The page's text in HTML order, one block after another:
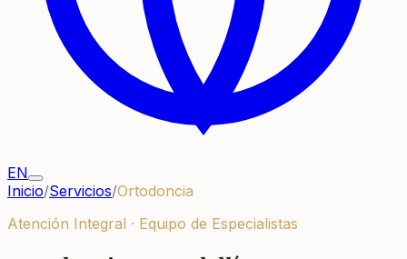
EN
Inicio/Servicios/Ortodoncia
Atención Integral · Equipo de Especialistas